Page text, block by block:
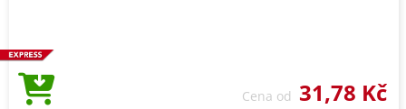
Cena od 31,78 Kč